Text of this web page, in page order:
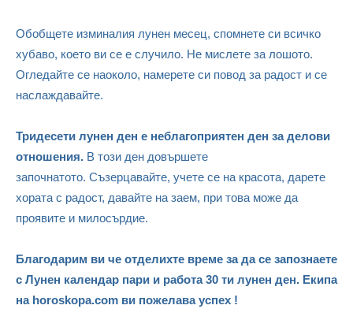
Обобщете изминалия лунен месец, спомнете си всичко
хубаво, което ви се е случило. Не мислете за лошото.
Огледайте се наоколо, намерете си повод за радост и се
наслаждавайте.
Тридесети лунен ден е неблагоприятен ден за делови
отношения. В този ден довършете
започнатото. Съзерцавайте, учете се на красота, дарете
хората с радост, давайте на заем, при това може да
проявите и милосърдие.
Благодарим ви че отделихте време за да се запознаете
с Лунен календар пари и работа 30 ти лунен ден. Екипа
на horoskopa.com ви пожелава успех !